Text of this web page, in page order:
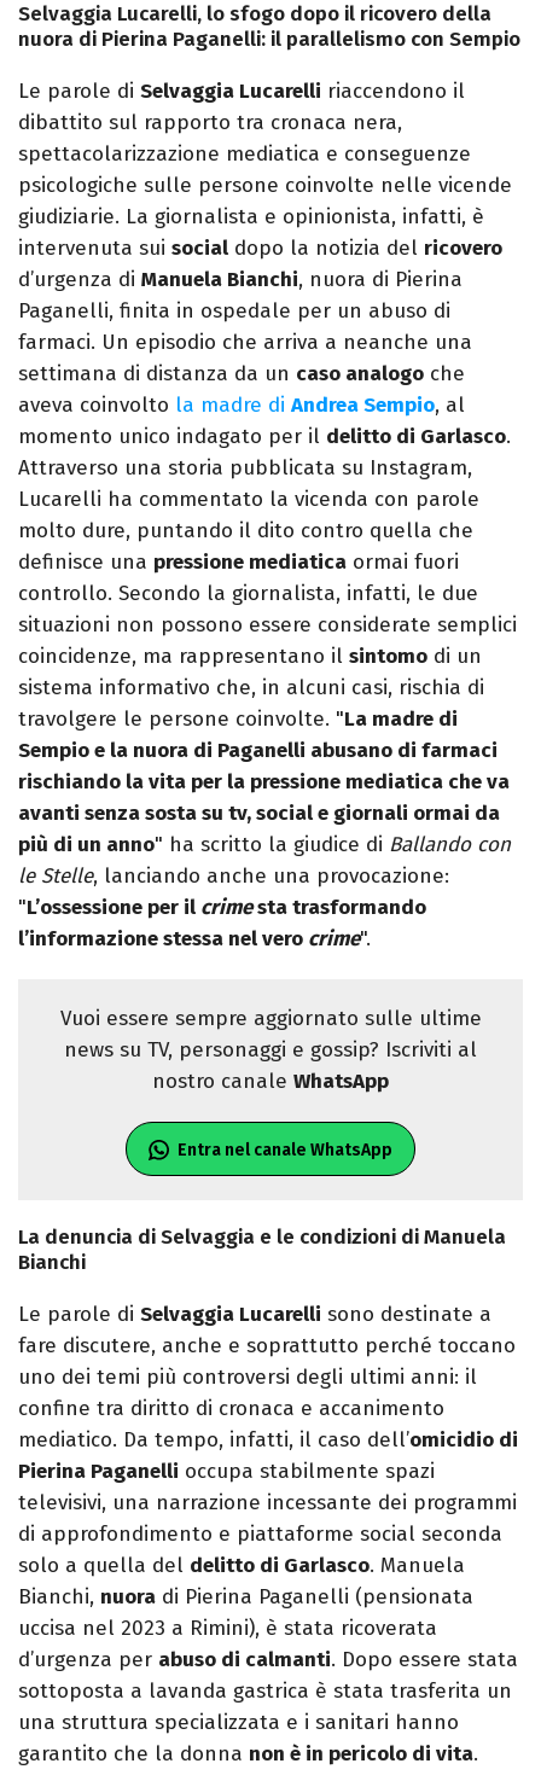
Selvaggia Lucarelli, lo sfogo dopo il ricovero della
nuora di Pierina Paganelli: il parallelismo con Sempio
Le parole di Selvaggia Lucarelli riaccendono il
dibattito sul rapporto tra cronaca nera,
spettacolarizzazione mediatica e conseguenze
psicologiche sulle persone coinvolte nelle vicende
giudiziarie. La giornalista e opinionista, infatti, è
intervenuta sui social dopo la notizia del ricovero
d’urgenza di Manuela Bianchi, nuora di Pierina
Paganelli, finita in ospedale per un abuso di
farmaci. Un episodio che arriva a neanche una
settimana di distanza da un caso analogo che
aveva coinvolto la madre di Andrea Sempio, al
momento unico indagato per il delitto di Garlasco.
Attraverso una storia pubblicata su Instagram,
Lucarelli ha commentato la vicenda con parole
molto dure, puntando il dito contro quella che
definisce una pressione mediatica ormai fuori
controllo. Secondo la giornalista, infatti, le due
situazioni non possono essere considerate semplici
coincidenze, ma rappresentano il sintomo di un
sistema informativo che, in alcuni casi, rischia di
travolgere le persone coinvolte. "La madre di
Sempio e la nuora di Paganelli abusano di farmaci
rischiando la vita per la pressione mediatica che va
avanti senza sosta su tv, social e giornali ormai da
più di un anno" ha scritto la giudice di Ballando con
le Stelle, lanciando anche una provocazione:
"L’ossessione per il crimesta trasformando
l’informazione stessa nel vero crime".
Vuoi essere sempre aggiornato sulle ultime
news su TV, personaggi e gossip? Iscriviti al
nostro canale WhatsApp
Entra nel canale WhatsApp
La denuncia di Selvaggia e le condizioni di Manuela
Bianchi
Le parole di Selvaggia Lucarelli sono destinate a
fare discutere, anche e soprattutto perché toccano
uno dei temi più controversi degli ultimi anni: il
confine tra diritto di cronaca e accanimento
mediatico. Da tempo, infatti, il caso dell’omicidio di
Pierina Paganelli occupa stabilmente spazi
televisivi, una narrazione incessante dei programmi
di approfondimento e piattaforme social seconda
solo a quella del delitto di Garlasco. Manuela
Bianchi, nuora di Pierina Paganelli (pensionata
uccisa nel 2023 a Rimini), è stata ricoverata
d’urgenza per abuso di calmanti. Dopo essere stata
sottoposta a lavanda gastrica è stata trasferita un
una struttura specializzata e i sanitari hanno
garantito che la donna non è in pericolo di vita.